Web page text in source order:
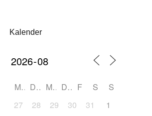
Kalender
M D M D F S
S
27
28 29 30 31 1